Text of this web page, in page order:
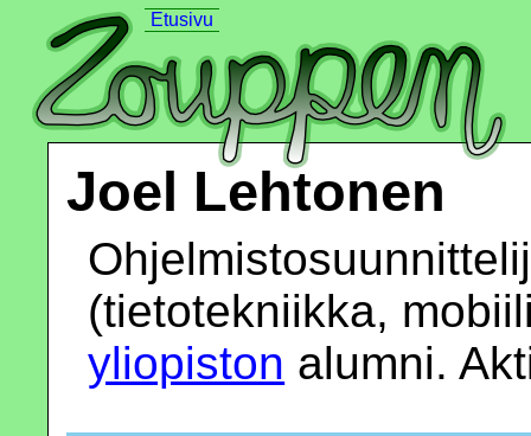
Etusivu
Joel Lehtonen
(tietotekniikka,
yliopiston alumni.